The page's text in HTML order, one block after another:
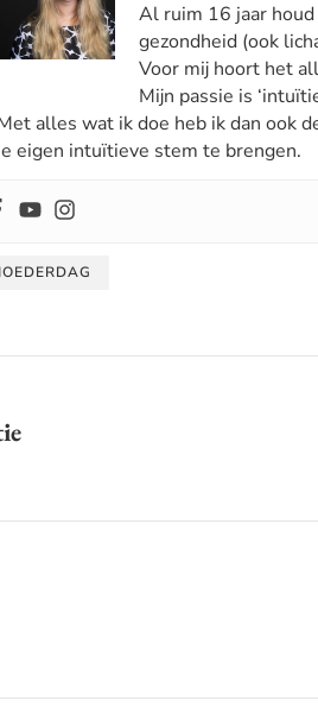
Al ruim 16 jaar
gezondheid (ook
Voor mij hoort het
Mijn passie is
alles wat ik doe heb ik dan ook
eigen intuïtieve stem te brengen.